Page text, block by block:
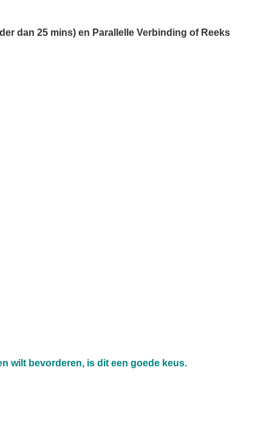
dan 25 mins) en Parallelle Verbinding of Reeks
wilt bevorderen, is dit een goede keus.